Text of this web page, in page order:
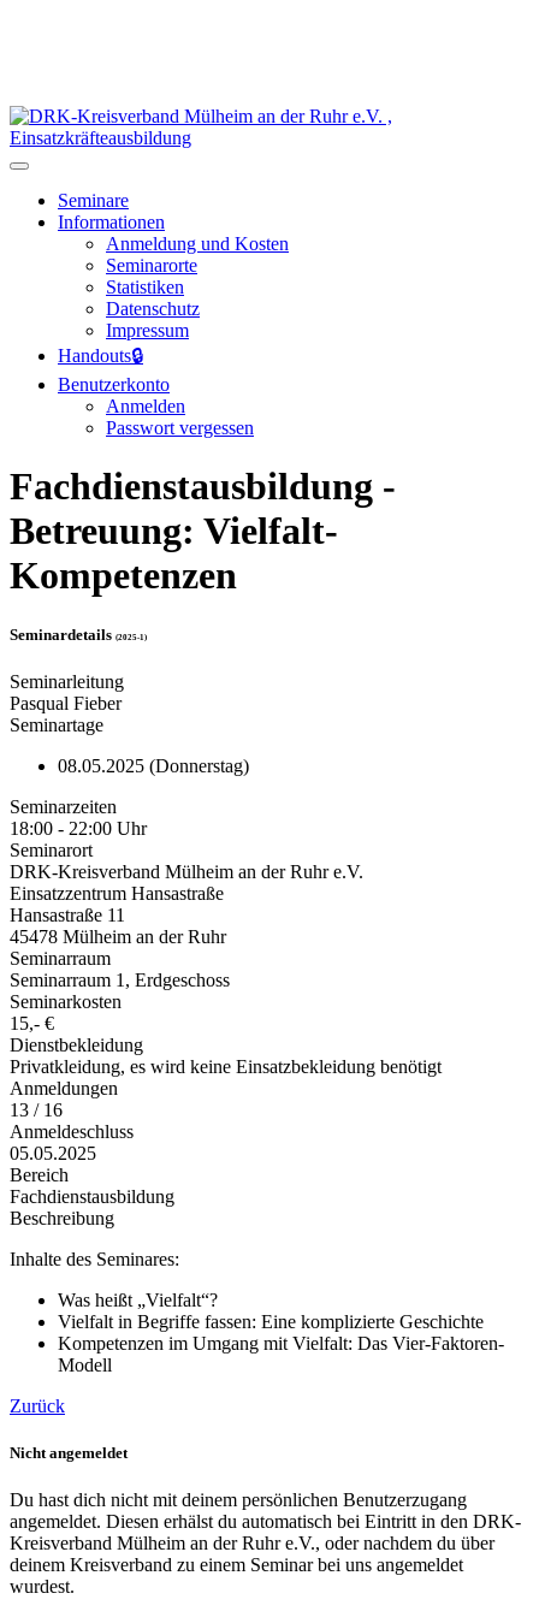
Seminare
Informationen
Anmeldung und Kosten
Seminarorte
Statistiken
Datenschutz
Impressum
Handouts🔒
Benutzerkonto
Anmelden
Passwort vergessen
Fachdienstausbildung -
Betreuung: Vielfalt-
Kompetenzen
Seminardetails (2025-1)
Seminarleitung
Pasqual Fieber
Seminartage
08.05.2025 (Donnerstag)
Seminarzeiten
18:00 - 22:00 Uhr
Seminarort
DRK-Kreisverband Mülheim an der Ruhr e.V.
Einsatzzentrum Hansastraße
Hansastraße 11
45478 Mülheim an der Ruhr
Seminarraum
Seminarraum 1, Erdgeschoss
Seminarkosten
15,- €
Dienstbekleidung
Privatkleidung, es wird keine Einsatzbekleidung benötigt
Anmeldungen
13 / 16
Anmeldeschluss
05.05.2025
Bereich
Fachdienstausbildung
Beschreibung
Inhalte des Seminares:
Was heißt „Vielfalt“?
Vielfalt in Begriffe fassen: Eine komplizierte Geschichte
Kompetenzen im Umgang mit Vielfalt: Das Vier-Faktoren-
Modell
Zurück
Nicht angemeldet
Du hast dich nicht mit deinem persönlichen Benutzerzugang
angemeldet. Diesen erhälst du automatisch bei Eintritt in den DRK-
Kreisverband Mülheim an der Ruhr e.V., oder nachdem du über
deinem Kreisverband zu einem Seminar bei uns angemeldet
wurdest.